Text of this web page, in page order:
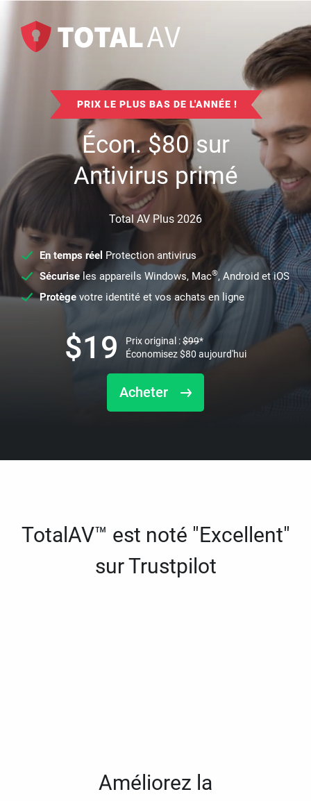
PRIX LE PLUS BAS DE L'ANNÉE !
Écon.$80sur
Antivirus primé
Total AV Plus 2026
En temps réel Protection antivirus
Sécuriseles appareils Windows, Mac®, Android et iOS
Protège votre identité et vos achats en ligne
Acheter
$19 Prix original :$99*
Économisez$80 aujourd'hui
TotalAV™ est noté "Excellent"
sur Trustpilot
Améliorez la